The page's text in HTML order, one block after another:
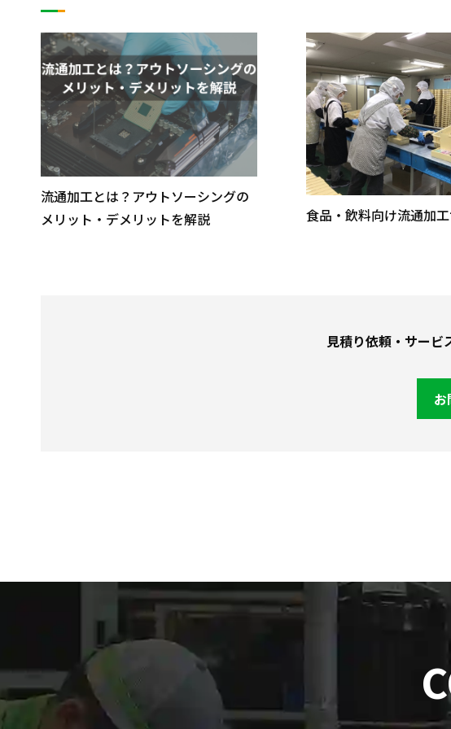
流通加工とは？アウトソーシングの
メリット・デメリットを解説
食品・飲料向け流通加
見積り依頼・サービ
お